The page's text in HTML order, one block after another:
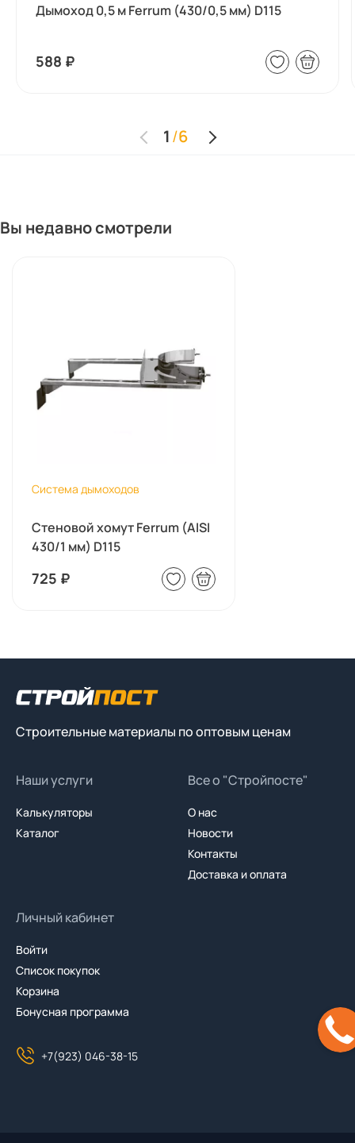
Дымоход 0,5 м Ferrum (430/0,5 мм) D115
588 ₽
1/6
Вы недавно смотрели
Система дымоходов
Стеновой хомут Ferrum (AISI
430/1 мм) D115
725 ₽
Строительные материалы по оптовым ценам
Наши услуги
Калькуляторы
Каталог
Все о "Стройпосте"
О нас
Новости
Контакты
Доставка и оплата
Личный кабинет
Войти
Список покупок
Корзина
Бонусная программа
+7(923) 046-38-15